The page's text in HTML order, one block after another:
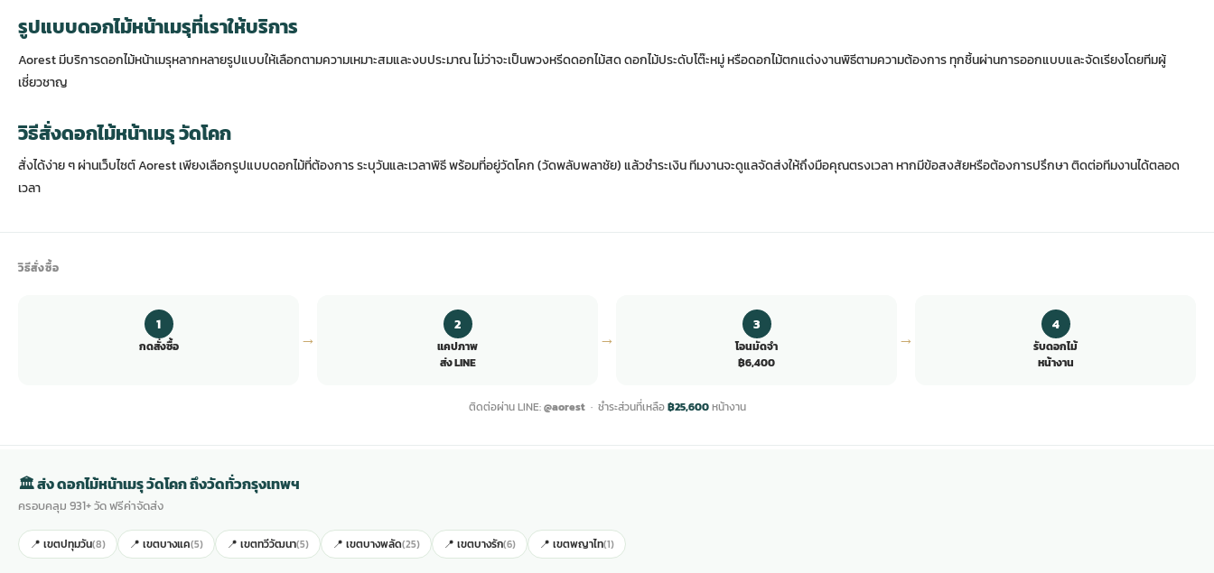
รูปแบบดอกไม้หน้าเมรุที่เราให้บริการ
Aorest มีบริการดอกไม้หน้าเมรุหลากหลายรูปแบบให้เลือกตามความเหมาะสมและงบประมาณ ไม่ว่าจะเป็นพวงหรีดดอกไม้สด ดอกไม้ประดับโต๊ะหมู่ หรือดอกไม้ตกแต่งงานพิธีตามความต้องการ ทุกชิ้นผ่านการออกแบบและจัดเรียงโดยทีมผู้
เชี่ยวชาญ
วิธีสั่งดอกไม้หน้าเมรุ วัดโคก
สั่งได้ง่าย ๆ ผ่านเว็บไซต์ Aorest เพียงเลือกรูปแบบดอกไม้ที่ต้องการ ระบุวันและเวลาพิธี พร้อมที่อยู่วัดโคก (วัดพลับพลาชัย) แล้วชำระเงิน ทีมงานจะดูแลจัดส่งให้ถึงมือคุณตรงเวลา หากมีข้อสงสัยหรือต้องการปรึกษา ติดต่อทีมงานได้ตลอด
เวลา
วิธีสั่งซื้อ
1
กดสั่งซื้อ →
2
แคปภาพ
ส่ง LINE
→
3
โอนมัดจำ
฿6,400
→
4
รับดอกไม้
หน้างาน
ติดต่อผ่าน LINE:@aorest· ชำระส่วนที่เหลือ฿25,600หน้างาน
🏛 ส่ง ดอกไม้หน้าเมรุ วัดโคก ถึงวัดทั่วกรุงเทพฯ
ครอบคลุม 931+ วัด ฟรีค่าจัดส่ง
📍 เขตปทุมวัน(8) 📍 เขตบางแค(5) 📍 เขตทวีวัฒนา(5) 📍 เขตบางพลัด(25) 📍 เขตบางรัก(6) 📍 เขตพญาไท(1)